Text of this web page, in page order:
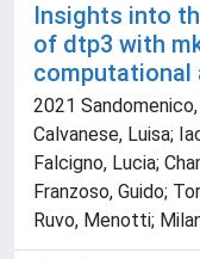
Insights into
of dtp3 with
computational
2021
Calvanese, Luisa;
Falcigno, Lucia;
Franzoso, Guido;
Ruvo, Menotti;